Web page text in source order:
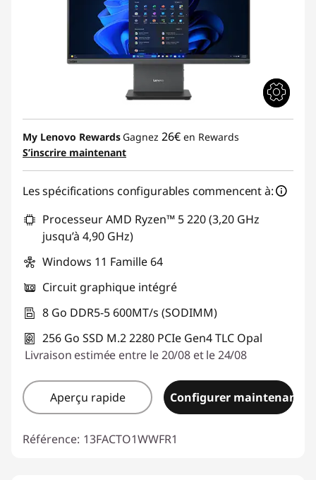
My Lenovo Rewards Gagnez 26€ en Rewards
S’inscrire maintenant
Les spécifications configurables commencent à:
Processeur AMD Ryzen™ 5 220 (3,20 GHz
jusqu’à 4,90 GHz)
Windows 11 Famille 64
Circuit graphique intégré
8 Go DDR5-5 600MT/s (SODIMM)
256 Go SSD M.2 2280 PCIe Gen4 TLC Opal
Livraison estimée entre le 20/08 et le 24/08
Aperçu rapide Configurer maintenant
Référence: 13FACTO1WWFR1